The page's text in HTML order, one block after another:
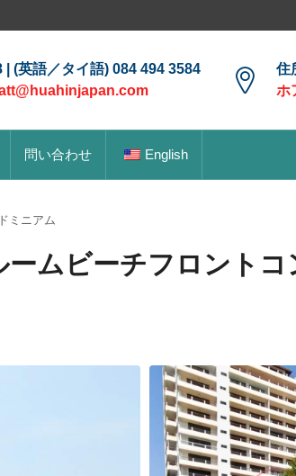
(英語／タイ語) 084 494 3584
住
ホ
問い合わせ English
ミニアム
ムビーチフロントコ